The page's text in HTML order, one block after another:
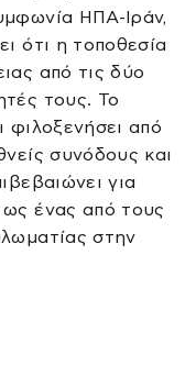
ΗΠΑ-Ιράν,
ότι η τοποθεσία
από τις δύο
τους. Το
φιλοξενήσει από
συνόδους και
για
ένας από τους
στην